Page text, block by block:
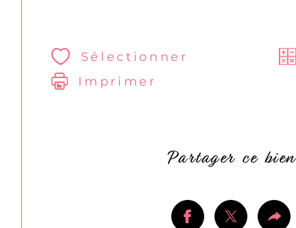
Sélectionner
Imprimer
Partager ce bien